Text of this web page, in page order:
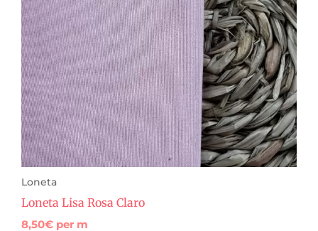
Loneta
Loneta Lisa Rosa Claro
8,50€ per m